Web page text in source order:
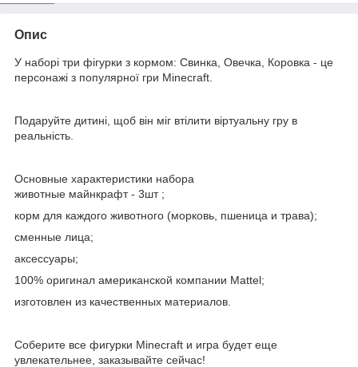
Опис
У наборі три фігурки з кормом: Свинка, Овечка, Коровка - це
персонажі з популярної гри Minecraft.
Подаруйте дитині, щоб він міг втілити віртуальну гру в
реальність.
Основные характеристики набора
животные майнкрафт - 3шт ;
корм для каждого животного (морковь, пшеница и трава);
сменные лица;
аксессуары;
100% оригинал американской компании Mattel;
изготовлен из качественных материалов.
Соберите все фигурки Minecraft и игра будет еще
увлекательнее, заказывайте сейчас!